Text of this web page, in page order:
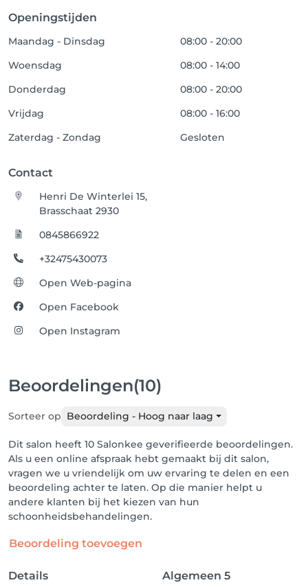
Openingstijden
Maandag - Dinsdag
08:00 - 20:00
Woensdag
08:00 - 14:00
Donderdag
08:00 - 20:00
Vrijdag
08:00 - 16:00
Zaterdag - Zondag
Gesloten
Contact
Henri De Winterlei 15,
Brasschaat 2930
0845866922
+32475430073
Open Web-pagina
Open Facebook
Open Instagram
Beoordelingen(10)
Sorteer op Beoordeling - Hoog naar laag
Dit salon heeft 10 Salonkee geverifieerde beoordelingen.
Als u een online afspraak hebt gemaakt bij dit salon,
vragen we u vriendelijk om uw ervaring te delen en een
beoordeling achter te laten. Op die manier helpt u
andere klanten bij het kiezen van hun
schoonheidsbehandelingen.
Beoordeling toevoegen
Details Algemeen 5